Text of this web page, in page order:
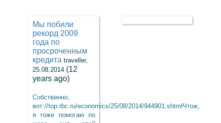
Мы побили
рекорд 2009
года по
просроченным
кредита traveller,
25.08.2014 (12
years ago)
Собственно,
вот://top.rbc.ru/economics/25/08/2014/944901.shtmlЧтож,
я тоже помогаю по